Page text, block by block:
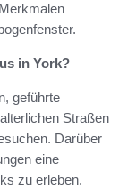
in York?
geführte
Straßen
Darüber
eine
zu erleben.